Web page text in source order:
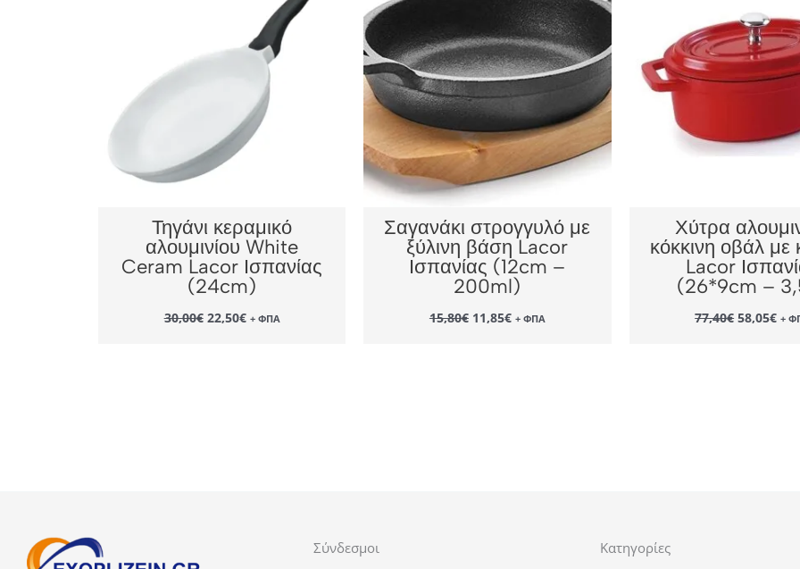
Τηγάνι κεραμικό
αλουμινίου White
Ceram Lacor Ισπανίας
(24cm)
30,00€ Original
price
22,50€Η
τρέχουσα
+ ΦΠΑ
Σαγανάκι στρογγυλό με
ξύλινη βάση Lacor
Ισπανίας (12cm –
200ml)
15,80€ Original
price
11,85€Η
τρέχουσα
+ ΦΠΑ
Χύτρα
κόκκινη οβάλ με
Lacor
(26*9cm –
77,40€ Original
price
58,05€Η+
Σύνδεσμοι Κατηγορίες